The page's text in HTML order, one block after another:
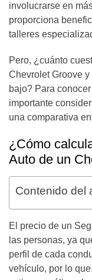
involucrarse en
proporciona
talleres
Pero, ¿cuánto
Chevrolet Groove
bajo? Para
importante
una comparativa
¿Cómo
Auto de un
Contenido del
El precio de un
las personas, ya
perfil de cada
vehículo, por lo